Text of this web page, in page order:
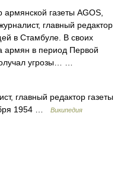
газеты AGOS,
главный редактор
в Стамбуле. В своих
армян в период Первой
угрозы… …
главный редактор газеты
1954 …
Википедия